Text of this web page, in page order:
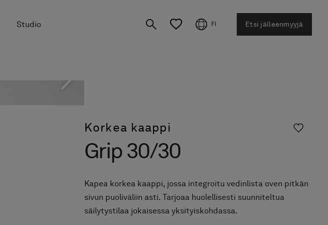
Studio FI Etsi jälleenmyyjä
Korkea kaappi
Grip 30/30
Kapea korkea kaappi, jossa integroitu vedinlista oven pitkän
sivun puoliväliin asti. Tarjoaa huolellisesti suunniteltua
säilytystilaa jokaisessa yksityiskohdassa.